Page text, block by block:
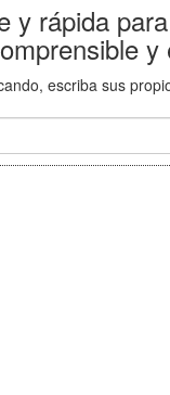
y rápida
escriba sus